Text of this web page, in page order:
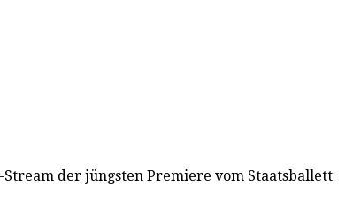
der jüngsten Premiere vom Staatsballett